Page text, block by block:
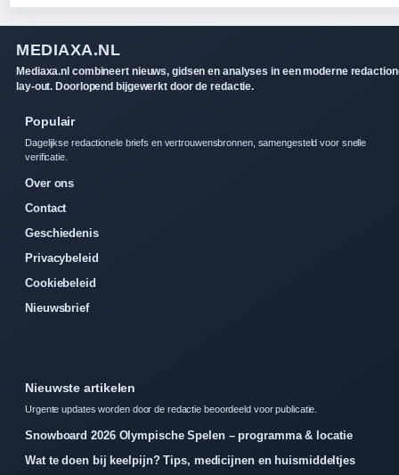
MEDIAXA.NL
Mediaxa.nl combineert nieuws, gidsen en analyses in een moderne
lay-out. Doorlopend bijgewerkt door de redactie.
Populair
Dagelijkse redactionele briefs en vertrouwensbronnen, samengesteld voor snelle
verificatie.
Over ons
Contact
Geschiedenis
Privacybeleid
Cookiebeleid
Nieuwsbrief
Nieuwste artikelen
Urgente updates worden door de redactie beoordeeld voor publicatie.
Snowboard 2026 Olympische Spelen – programma & locatie
Wat te doen bij keelpijn? Tips, medicijnen en huismiddeltjes